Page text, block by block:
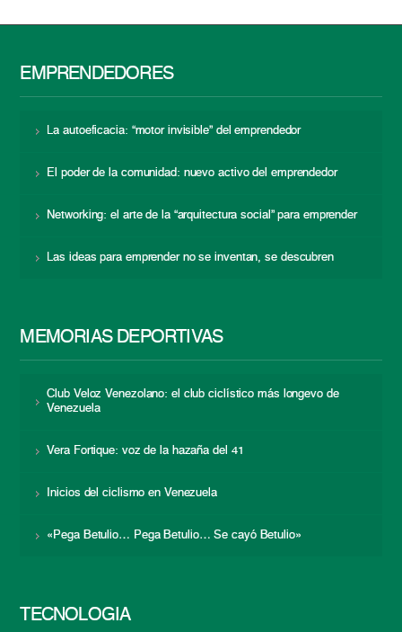
EMPRENDEDORES
La autoeficacia: “motor invisible” del emprendedor
El poder de la comunidad: nuevo activo del emprendedor
Networking: el arte de la “arquitectura social” para emprender
Las ideas para emprender no se inventan, se descubren
MEMORIAS DEPORTIVAS
Club Veloz Venezolano: el club ciclístico más longevo de
Venezuela
Vera Fortique: voz de la hazaña del 41
Inicios del ciclismo en Venezuela
«Pega Betulio… Pega Betulio… Se cayó Betulio»
TECNOLOGÍA